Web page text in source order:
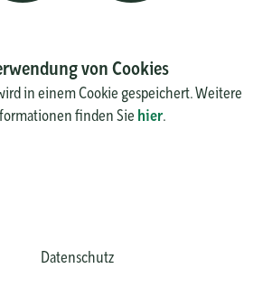
von Cookies
in einem Cookie gespeichert. Weitere
finden Sie hier.
Datenschutz